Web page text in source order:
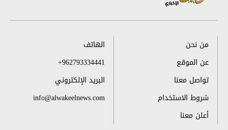
من نحن
عن الموقع
تواصل معنا
شروط الاستخدام
أعلن معنا
الهاتف
+962793334441
البريد الإلكتروني
info@alwakeelnews.com